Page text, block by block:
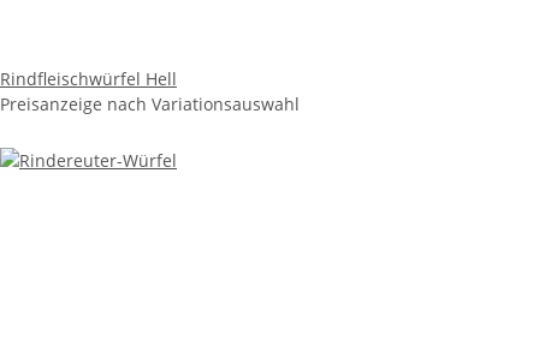
Rindfleischwürfel Hell
Preisanzeige nach Variationsauswahl